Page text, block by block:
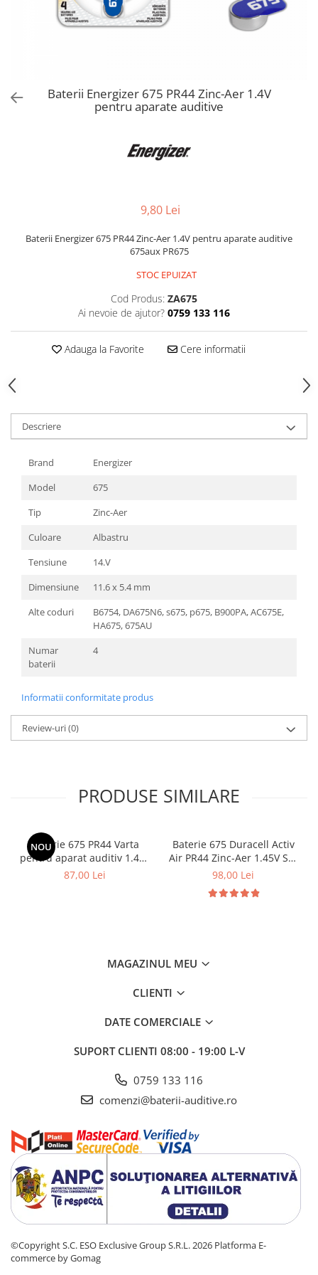
Baterii Energizer 675 PR44 Zinc-Aer 1.4V
pentru aparate auditive
9,80 Lei
Baterii Energizer 675 PR44 Zinc-Aer 1.4V pentru aparate auditive
675aux PR675
STOC EPUIZAT
Cod Produs: ZA675
Ai nevoie de ajutor? 0759 133 116
Adauga la Favorite Cere informatii
Descriere
Brand
Energizer
Model
675
Tip
Zinc-Aer
Culoare
Albastru
Tensiune
14.V
Dimensiune
11.6 x 5.4 mm
Alte coduri
B6754, DA675N6, s675, p675, B900PA, AC675E,
HA675, 675AU
Numar
baterii
4
Informatii conformitate produs
Review-uri(0)
PRODUSE SIMILARE
NOU
Baterie 675 PR44 Varta
pentru aparat auditiv 1.45V
cutie 60 buc
87,00 Lei
Baterie 675 Duracell Activ
Air PR44 Zinc-Aer 1.45V Set
60 baterii pentru aparate
98,00 Lei
MAGAZINUL MEU
CLIENTI
DATE COMERCIALE
SUPORT CLIENTI 08:00 - 19:00 L-V
0759 133 116
comenzi@baterii-auditive.ro
©Copyright S.C. ESO Exclusive Group S.R.L. 2026 Platforma E-
commerce by Gomag